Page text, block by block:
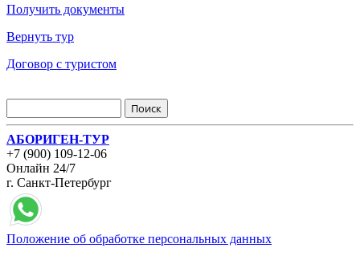
Получить документы
Вернуть тур
Договор с туристом
АБОРИГЕН-ТУР
+7 (900) 109-12-06
Онлайн 24/7
г. Санкт-Петербург
Положение об обработке персональных данных